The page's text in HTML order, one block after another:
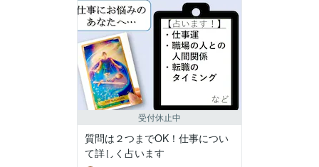
受付休止中
質問は２つまでOK！仕事につい
て詳しく占います